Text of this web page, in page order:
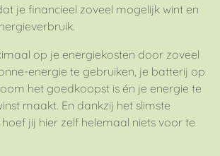
je financieel zoveel mogelijk wint en
op je energiekosten door zoveel
energie te gebruiken, je batterij op
het goedkoopst is én je energie te
maakt. En dankzij het slimste
jij hier zelf helemaal niets voor te